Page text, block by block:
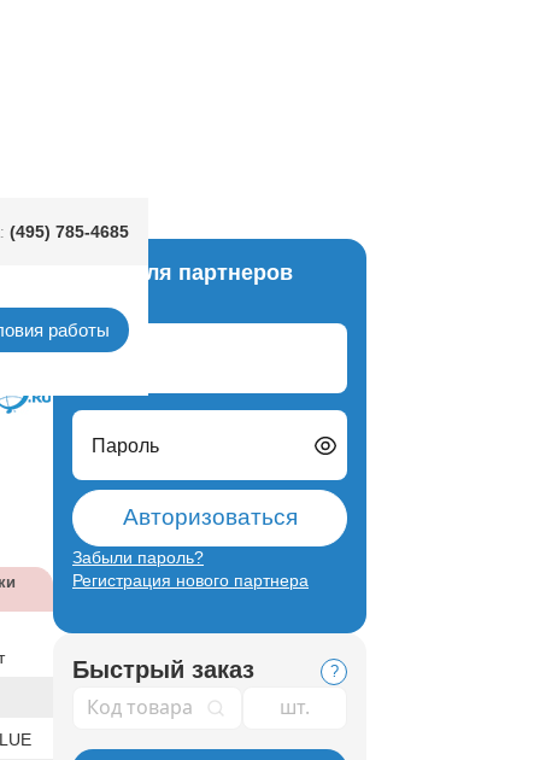
(495) 785-4685
работы
Вход для партнеров
Логин
Пароль
Авторизоваться
Забыли пароль?
Регистрация нового партнера
Быстрый заказ ?
Код товара